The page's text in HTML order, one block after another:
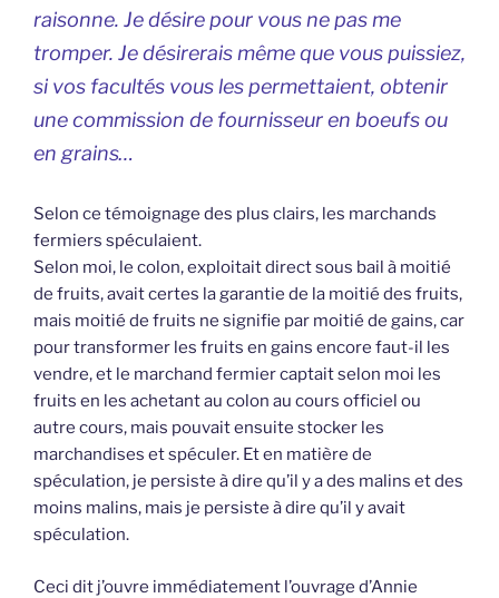
raisonne. Je désire pour vous ne pas me
tromper. Je désirerais même que vous puissiez,
si vos facultés vous les permettaient, obtenir
une commission de fournisseur en boeufs ou
en grains…
Selon ce témoignage des plus clairs, les marchands
fermiers spéculaient.
Selon moi, le colon, exploitait direct sous bail à moitié
de fruits, avait certes la garantie de la moitié des fruits,
mais moitié de fruits ne signifie par moitié de gains, car
pour transformer les fruits en gains encore faut-il les
vendre, et le marchand fermier captait selon moi les
fruits en les achetant au colon au cours officiel ou
autre cours, mais pouvait ensuite stocker les
marchandises et spéculer. Et en matière de
spéculation, je persiste à dire qu’il y a des malins et des
moins malins, mais je persiste à dire qu’il y avait
spéculation.
Ceci dit j’ouvre immédiatement l’ouvrage d’Annie